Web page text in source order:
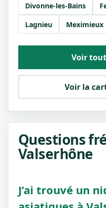
Divonne-les-Bains
Lagnieu
Meximieux
Voir
Voir la
Questions
Valserhône
J’ai trouvé un